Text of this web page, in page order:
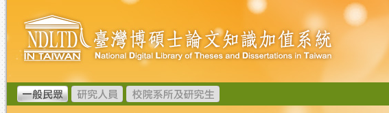
跳
到
主
要
內
容
臺
灣
博
碩
士
論
文